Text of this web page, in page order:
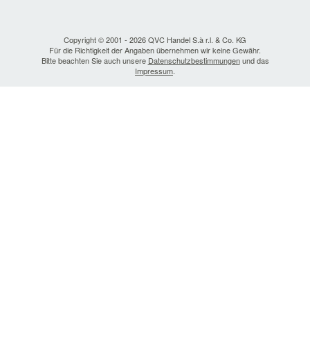
Copyright © 2001 - 2026 QVC Handel S.à r.l. & Co. KG
Für die Richtigkeit der Angaben übernehmen wir keine Gewähr.
Bitte beachten Sie auch unsere Datenschutzbestimmungenund das
Impressum.